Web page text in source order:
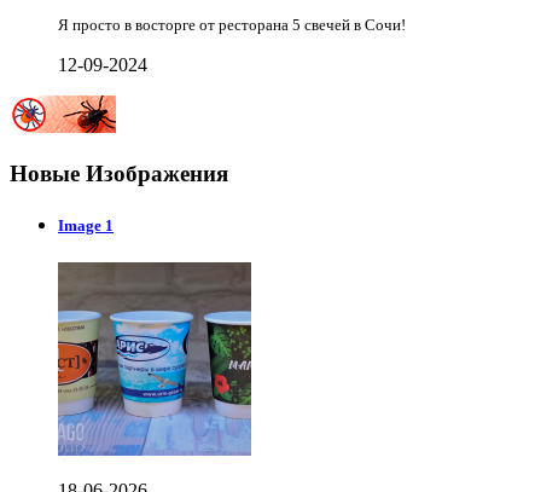
Я просто в восторге от ресторана 5 свечей в Сочи!
12-09-2024
Новые Изображения
Image 1